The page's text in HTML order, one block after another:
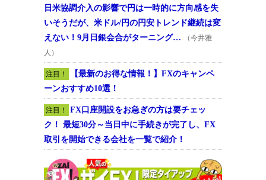
日米協調介入の影響で円は一時的に方向感を失
いそうだが、米ドル/円の円安トレンド継続は変
えない！9月日銀会合がターニング…
（今井雅
人）
注目！
【最新のお得な情報！】FXのキャンペ
ーンおすすめ10選！
注目！
FX口座開設をお急ぎの方は要チェッ
ク！ 最短30分～当日中に手続きが完了し、FX
取引を開始できる会社を一覧で紹介！